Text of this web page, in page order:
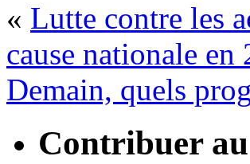
« Lutte contre les
cause nationale en
Demain, quels
Contribuer